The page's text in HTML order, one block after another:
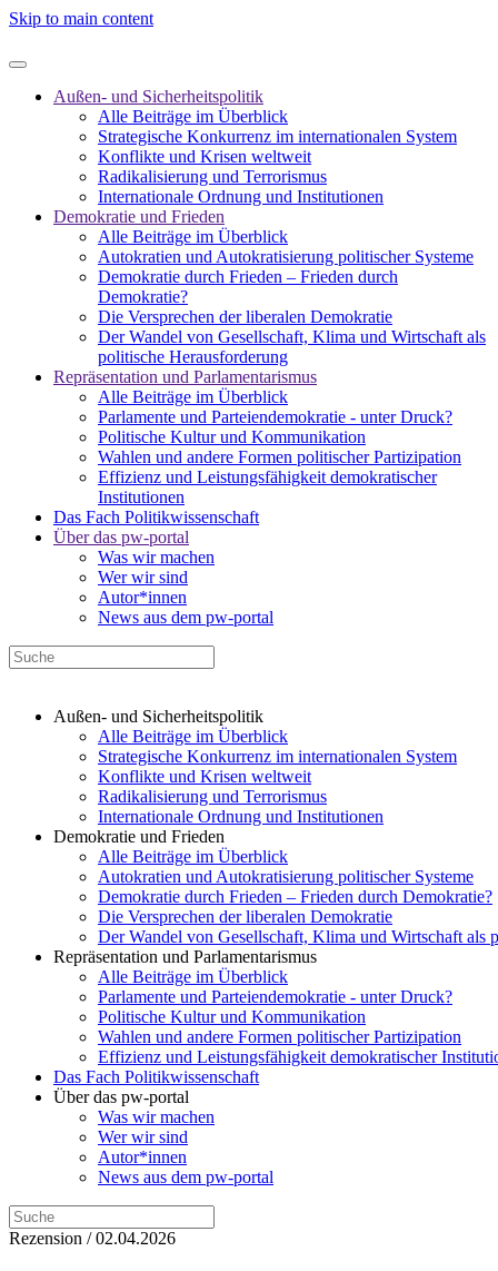
Skip to main content
Außen- und Sicherheitspolitik
Alle Beiträge im Überblick
Strategische Konkurrenz im internationalen System
Konflikte und Krisen weltweit
Radikalisierung und Terrorismus
Internationale Ordnung und Institutionen
Demokratie und Frieden
Alle Beiträge im Überblick
Autokratien und Autokratisierung politischer Systeme
Demokratie durch Frieden – Frieden durch
Demokratie?
Die Versprechen der liberalen Demokratie
Der Wandel von Gesellschaft, Klima und Wirtschaft als
politische Herausforderung
Repräsentation und Parlamentarismus
Alle Beiträge im Überblick
Parlamente und Parteiendemokratie - unter Druck?
Politische Kultur und Kommunikation
Wahlen und andere Formen politischer Partizipation
Effizienz und Leistungsfähigkeit demokratischer
Institutionen
Das Fach Politikwissenschaft
Über das pw-portal
Was wir machen
Wer wir sind
Autor*innen
News aus dem pw-portal
Außen- und Sicherheitspolitik
Alle Beiträge im Überblick
Strategische Konkurrenz im internationalen System
Konflikte und Krisen weltweit
Radikalisierung und Terrorismus
Internationale Ordnung und Institutionen
Demokratie und Frieden
Alle Beiträge im Überblick
Autokratien und Autokratisierung politischer Systeme
Demokratie durch Frieden – Frieden durch Demokratie?
Die Versprechen der liberalen Demokratie
Der Wandel von Gesellschaft, Klima und Wirtschaft als
Repräsentation und Parlamentarismus
Alle Beiträge im Überblick
Parlamente und Parteiendemokratie - unter Druck?
Politische Kultur und Kommunikation
Wahlen und andere Formen politischer Partizipation
Effizienz und Leistungsfähigkeit demokratischer
Das Fach Politikwissenschaft
Über das pw-portal
Was wir machen
Wer wir sind
Autor*innen
News aus dem pw-portal
Rezension / 02.04.2026